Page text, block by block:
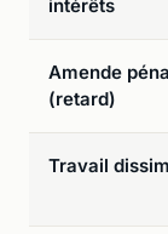
intérêts
Amende
(retard)
Travail